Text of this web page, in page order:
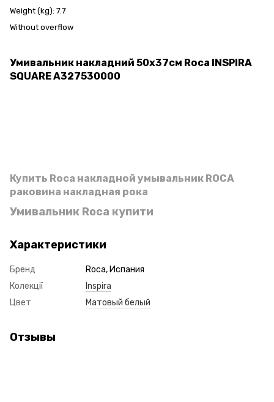
Weight (kg): 7.7
Without overflow
Умивальник накладний 50х37см Roca INSPIRA
SQUARE A327530000
Купить Roca накладной умывальник ROCA
раковина накладная рока
Умивальник Roca купити
Характеристики
Бренд
Roca, Испания
Колекції
Inspira
Цвет
Матовый белый
Отзывы